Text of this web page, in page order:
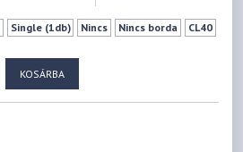
Single (1db) Nincs Nincs borda CL40
KOSÁRBA